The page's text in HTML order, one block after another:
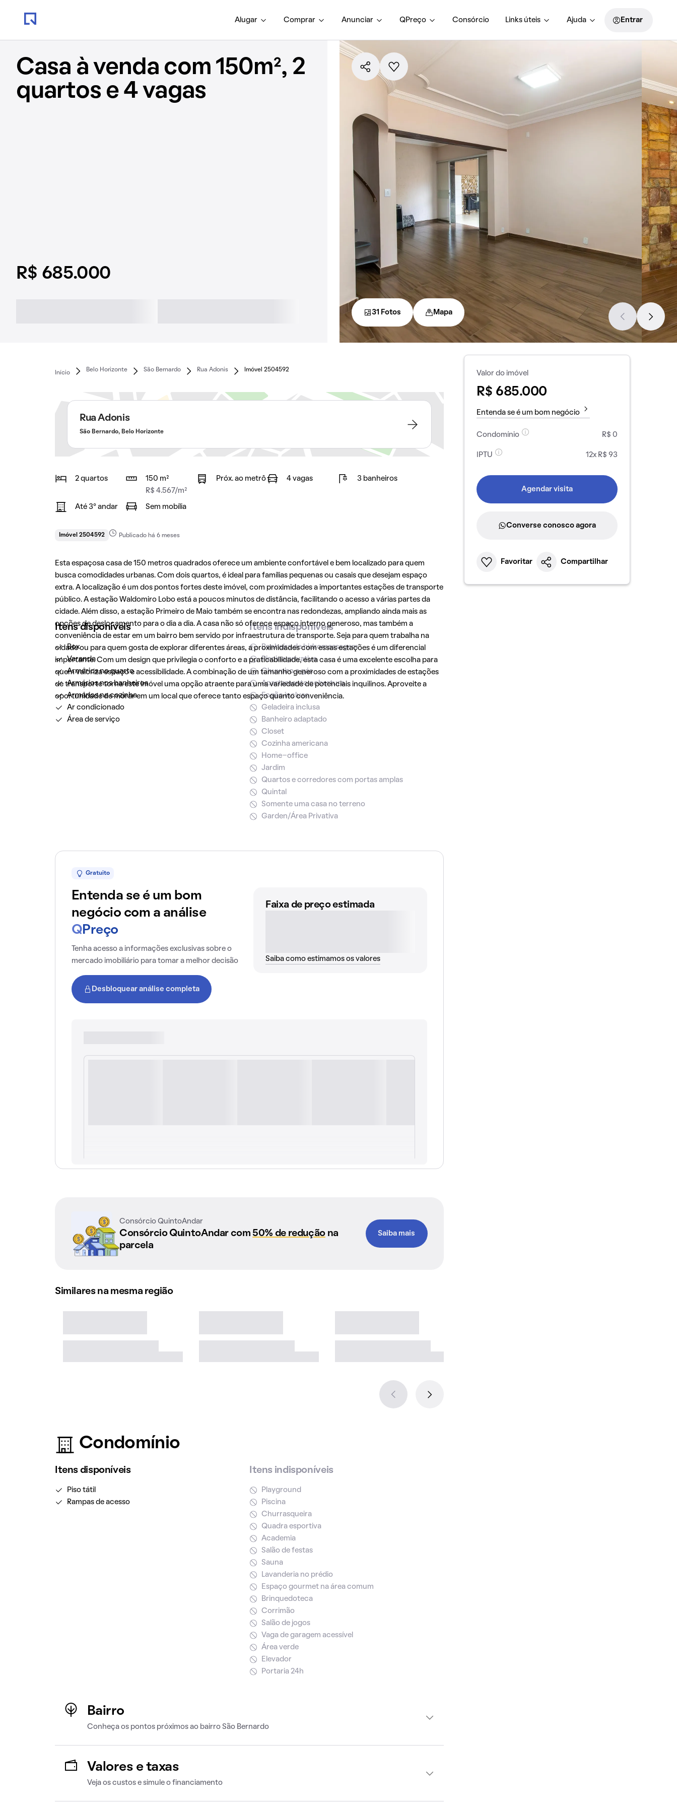
Alugar Comprar Anunciar QPreço Consórcio Links úteis Ajuda Entrar
Casa à venda com 150m², 2
quartos e 4 vagas
R$ 685.000
31 Fotos Mapa
Início
Belo Horizonte São Bernardo Rua Adonis Imóvel 2504592
Rua Adonis
São Bernardo, Belo Horizonte
2 quartos
150 m²
R$ 4.567/m²
Próx. ao metrô 4 vagas 3 banheiros
Até 3° andar Sem mobília
Imóvel 2504592 Publicado há 6 meses
Esta espaçosa casa de 150 metros quadrados oferece um ambiente confortável e bem localizado para quem
busca comodidades urbanas. Com dois quartos, é ideal para famílias pequenas ou casais que desejam espaço
extra. A localização é um dos pontos fortes deste imóvel, com proximidades a importantes estações de transporte
público. A estação Waldomiro Lobo está a poucos minutos de distância, facilitando o acesso a várias partes da
cidade. Além disso, a estação Primeiro de Maio também se encontra nas redondezas, ampliando ainda mais as
opções de deslocamento para o dia a dia. A casa não só oferece espaço interno generoso, mas também a
conveniência de estar em um bairro bem servido por infraestrutura de transporte. Seja para quem trabalha na
cidade ou para quem gosta de explorar diferentes áreas, a proximidades com essas estações é um diferencial
importante. Com um design que privilegia o conforto e a praticabilidade, esta casa é uma excelente escolha para
quem valoriza espaço e acessibilidade. A combinação de um tamanho generoso com a proximidades de estações
de transporte torna este imóvel uma opção atraente para uma variedade de potenciais inquilinos. Aproveite a
oportunidade de morar em um local que oferece tanto espaço quanto conveniência.
Itens disponíveis
Box
Varanda
Armários no quarto
Armários nos banheiros
Armários na cozinha
Ar condicionado
Área de serviço
Itens indisponíveis
Banheira de hidromassagem
Piscina privativa
Chuveiro a gás
Apartamento cobertura
Fogão incluso
Geladeira inclusa
Banheiro adaptado
Closet
Cozinha americana
Home-office
Jardim
Quartos e corredores com portas amplas
Quintal
Somente uma casa no terreno
Garden/Área Privativa
Gratuito
Entenda se é um bom
negócio com a análise
Q Preço
Tenha acesso a informações exclusivas sobre o
mercado imobiliário para tomar a melhor decisão
Desbloquear análise completa
Faixa de preço estimada
Saiba como estimamos os valores
Consórcio QuintoAndar
Consórcio QuintoAndar com 50% de reduçãona
parcela
Saiba mais
Similares na mesma região
Condomínio
Itens disponíveis
Piso tátil
Rampas de acesso
Itens indisponíveis
Playground
Piscina
Churrasqueira
Quadra esportiva
Academia
Salão de festas
Sauna
Lavanderia no prédio
Espaço gourmet na área comum
Brinquedoteca
Corrimão
Salão de jogos
Vaga de garagem acessível
Área verde
Elevador
Portaria 24h
Bairro
Conheça os pontos próximos ao bairro São Bernardo
Valores e taxas
Veja os custos e simule o financiamento
Valor do imóvel
R$ 685.000
Entenda se é um bom negócio
Condomínio R$ 0
IPTU 12x R$ 93
Agendar visita
Converse conosco agora
Favoritar Compartilhar